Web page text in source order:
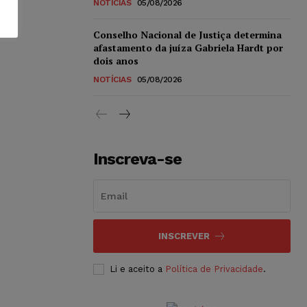
NOTÍCIAS 05/08/2026
Conselho Nacional de Justiça determina
afastamento da juíza Gabriela Hardt por
dois anos
NOTÍCIAS 05/08/2026
Inscreva-se
INSCREVER
Li e aceito a Política de Privacidade.